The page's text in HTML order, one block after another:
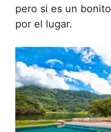
pero si es un
por el lugar.